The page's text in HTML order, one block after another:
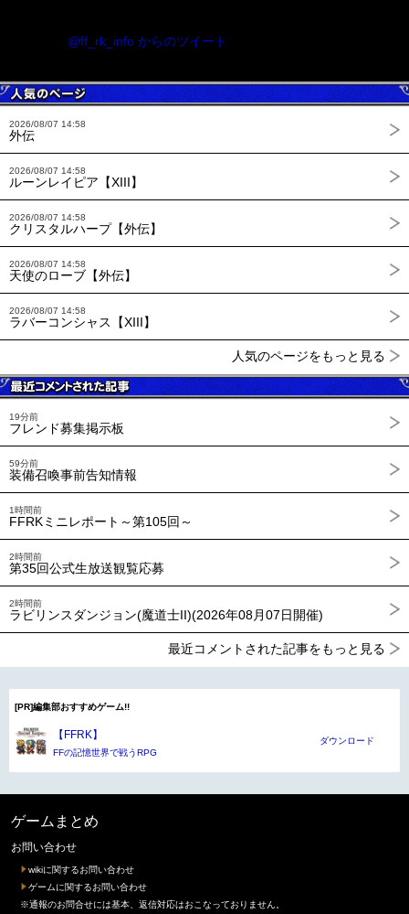
@ff_rk_info からのツイート
2026/08/07 14:58
外伝
2026/08/07 14:58
ルーンレイピア【XIII】
2026/08/07 14:58
クリスタルハープ【外伝】
2026/08/07 14:58
天使のローブ【外伝】
2026/08/07 14:58
ラバーコンシャス【XIII】
人気のページをもっと見る
19分前
フレンド募集掲示板
59分前
装備召喚事前告知情報
1時間前
FFRKミニレポート～第105回～
2時間前
第35回公式生放送観覧応募
2時間前
ラビリンスダンジョン(魔道士II)(2026年08月07日開催)
最近コメントされた記事をもっと見る
[PR]編集部おすすめゲーム!!
【FFRK】
FFの記憶世界で戦うRPG
ダウンロード
ゲームまとめ
お問い合わせ
wikiに関するお問い合わせ
ゲームに関するお問い合わせ
※通報のお問合せには基本、返信対応はおこなっておりません。